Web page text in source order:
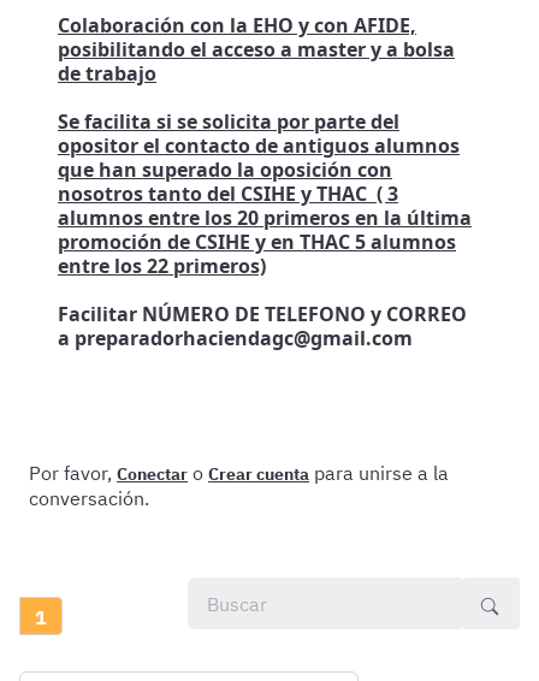
Colaboración con la EHO y con AFIDE,
posibilitando el acceso a master y a bolsa
de trabajo
Se facilita si se solicita por parte del
opositor el contacto de antiguos alumnos
que han superado la oposición con
nosotros tanto del CSIHE y THAC ( 3
alumnos entre los 20 primeros en la última
promoción de CSIHE y en THAC 5 alumnos
entre los 22 primeros)
Facilitar NÚMERO DE TELEFONO y CORREO
a preparadorhaciendagc@gmail.com
Por favor, Conectar o Crear cuenta para unirse a la
conversación.
1